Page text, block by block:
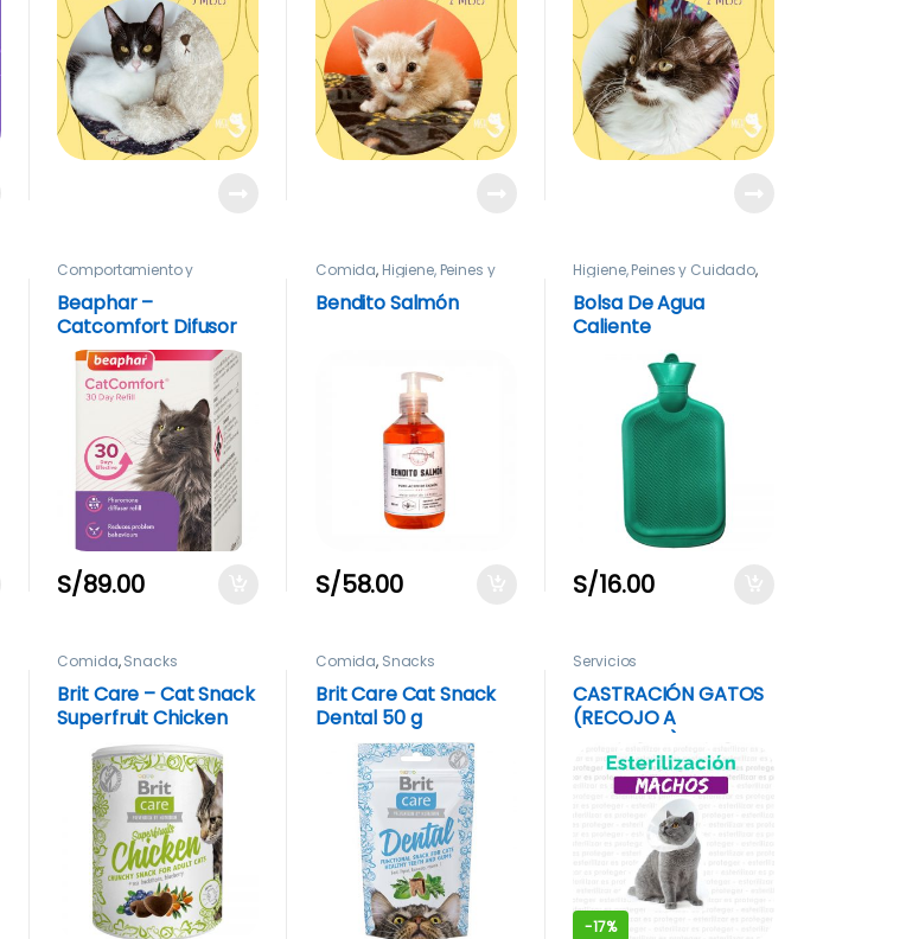
Comportamiento y
antiestres
Beaphar –
Catcomfort Difusor
Refill
S/89.00
Comida, Higiene, Peines y
Cuidado
Bendito Salmón
S/58.00
Higiene, Peines y Cuidado,
Neonatal
Bolsa De Agua
Caliente
S/16.00
Comida,Snacks
Brit Care – Cat Snack
Superfruit Chicken
Comida, Snacks
Brit Care Cat Snack
Dental 50 g
Servicios
CASTRACIÓN GATOS
(RECOJO A
DOMICILIO)
-17%